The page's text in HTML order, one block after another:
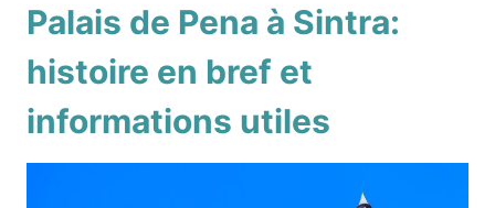
Palais de Pena à Sintra:
histoire en bref et
informations utiles